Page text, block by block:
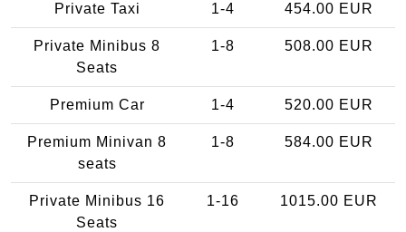
Private Taxi 1-4 454.00 EUR
Private Minibus 8
Seats
1-8 508.00 EUR
Premium Car 1-4 520.00 EUR
Premium Minivan 8
seats
1-8 584.00 EUR
Private Minibus 16
Seats
1-16 1015.00 EUR